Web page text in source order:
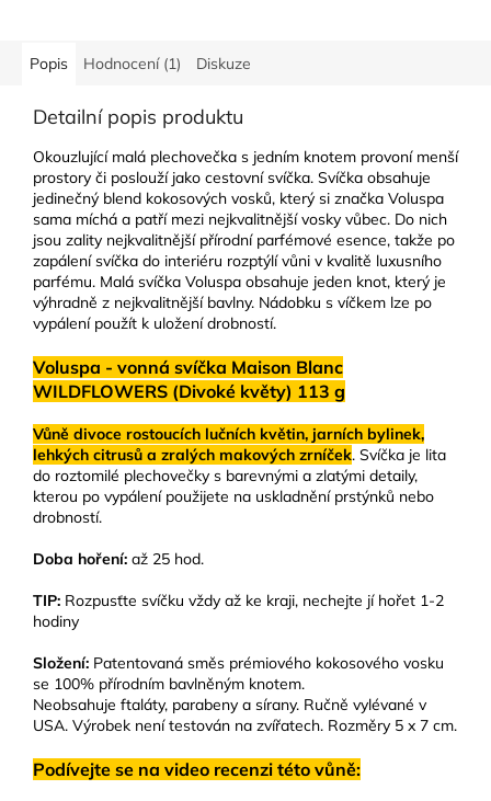
Popis Hodnocení (1) Diskuze
Detailní popis produktu
Okouzlující malá plechovečka s jedním knotem provoní menší
prostory či poslouží jako cestovní svíčka. Svíčka obsahuje
jedinečný blend kokosových vosků, který si značka Voluspa
sama míchá a patří mezi nejkvalitnější vosky vůbec. Do nich
jsou zality nejkvalitnější přírodní parfémové esence, takže po
zapálení svíčka do interiéru rozptýlí vůni v kvalitě luxusního
parfému. Malá svíčka Voluspa obsahuje jeden knot, který je
výhradně z nejkvalitnější bavlny. Nádobku s víčkem lze po
vypálení použít k uložení drobností.
Voluspa - vonná svíčka Maison Blanc
WILDFLOWERS (Divoké květy) 113 g
Vůně divoce rostoucích lučních květin, jarních bylinek,
lehkých citrusů a zralých makových zrníček. Svíčka je lita
do roztomilé plechovečky s barevnými a zlatými detaily,
kterou po vypálení použijete na uskladnění prstýnků nebo
drobností.
Doba hoření: až 25 hod.
TIP: Rozpusťte svíčku vždy až ke kraji, nechejte jí hořet 1-2
hodiny
Složení: Patentovaná směs prémiového kokosového vosku
se 100% přírodním bavlněným knotem.
Neobsahuje ftaláty, parabeny a sírany. Ručně vylévané v
USA. Výrobek není testován na zvířatech. Rozměry 5 x 7 cm.
Podívejte se na video recenzi této vůně: